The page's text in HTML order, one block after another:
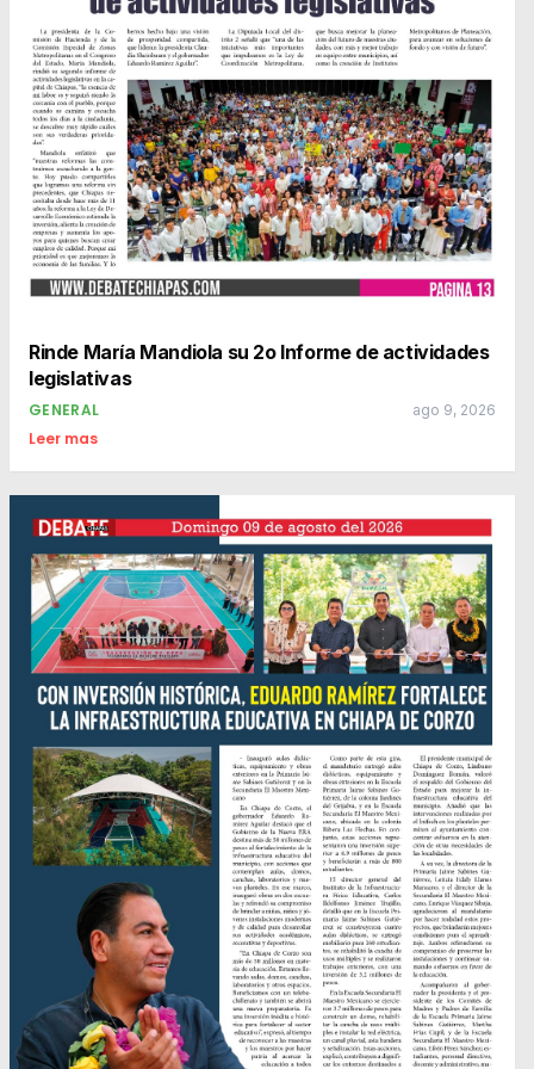
Rinde María Mandiola su 2o Informe de actividades
legislativas
GENERAL ago 9, 2026
Leer mas